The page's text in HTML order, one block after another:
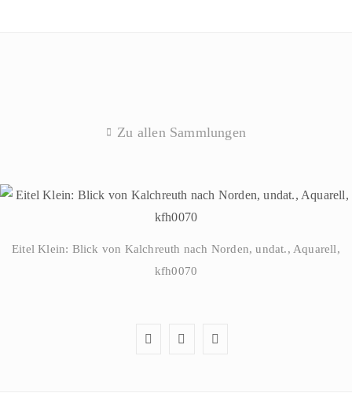
Zu allen Sammlungen
Eitel Klein: Blick von Kalchreuth nach Norden, undat., Aquarell,
kfh0070